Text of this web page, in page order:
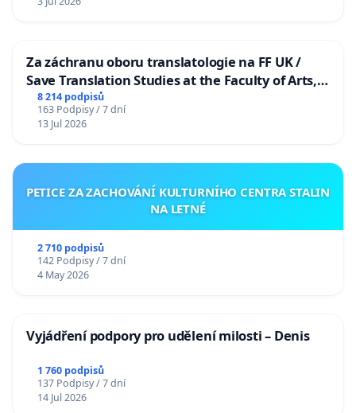
Za záchranu oboru translatologie na FF UK /
Save Translation Studies at the Faculty of Arts,
Charles University
8 214 podpisů
163 Podpisy / 7 dní
13 Jul 2026
PETICE ZA ZACHOVÁNÍ KULTURNÍHO CENTRA STALIN
NA LETNÉ
2 710 podpisů
142 Podpisy / 7 dní
4 May 2026
Vyjádření podpory pro udělení milosti – Denis
1 760 podpisů
137 Podpisy / 7 dní
14 Jul 2026